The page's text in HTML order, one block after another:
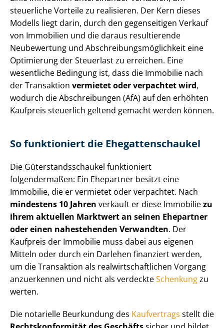
steuerliche Vorteile zu realisieren. Der Kern dieses
Modells liegt darin, durch den gegenseitigen Verkauf
von Immobilien und die daraus resultierende
Neubewertung und Ab­schrei­bungs­mög­lich­keit eine
Optimierung der Steuerlast zu erreichen. Eine
wesentliche Bedingung ist, dass die Immobilie nach
der Transaktion vermietet oder verpachtetwird,
wodurch die Abschreibungen (AfA) auf den erhöhten
Kaufpreis steuerlich geltend gemacht werden können.
So funktioniert die Ehe­gat­ten­schau­kel
Die Gü­ter­stands­schau­kel funktioniert
folgendermaßen: Ein Ehepartner besitzt eine
Immobilie, die er vermietet oder verpachtet. Nach
mindestens 10 Jahren verkauft er diese Immobiliezu
ihrem aktuellen Marktwert an seinen Ehepartner
oder einen nahestehenden Verwandten. Der
Kaufpreis der Immobilie muss dabei aus eigenen
Mitteln oder durch ein Darlehen finanziert werden,
um die Transaktion als re­al­wirt­schaft­li­chen Vorgang
anzuerkennen und nicht als verdeckteSchenkungzu
werten.
Die notarielle Beurkundung des Kaufvertrags stellt die